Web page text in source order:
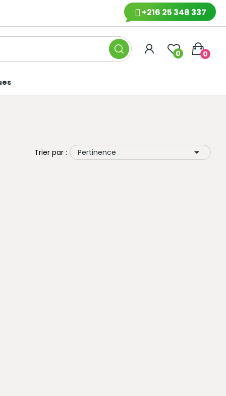
+216 25 348 337
0 0
Trier par : Pertinence 